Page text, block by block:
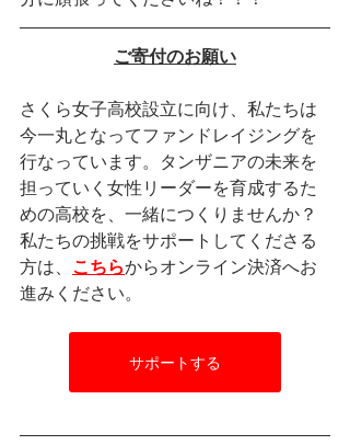
ご寄付のお願い
さくら女子高校設立に向け、私たちは
今一丸となってファンドレイジングを
行なっています。タンザニアの未来を
担っていく女性リーダーを育成するた
めの高校を、一緒につくりませんか？
私たちの挑戦をサポートしてくださる
方は、 こちらからオンライン決済へお
進みください。
サポートする